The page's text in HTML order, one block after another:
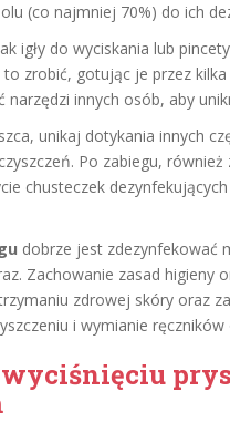
(co najmniej 70%) do ich
igły do wyciskania lub
zrobić, gotując je przez
narzędzi innych osób, aby
unikaj dotykania innych
Po zabiegu,
chusteczek
dobrze jest zdezynfekować
Zachowanie zasad higieny
zdrowej skóry oraz
i wymianie